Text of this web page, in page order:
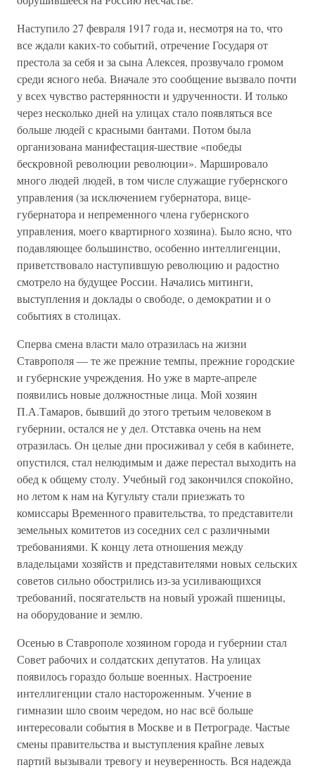
Наступило 27 февраля 1917 года и, несмотря на то, что
все ждали каких-то событий, отречение Государя от
престола за себя и за сына Алексея, прозвучало громом
среди ясного неба. Вначале это сообщение вызвало почти
у всех чувство растерянности и удрученности. И только
через несколько дней на улицах стало появляться все
больше людей с красными бантами. Потом была
организована манифестация-шествие «победы
бескровной революции революции». Маршировало
много людей людей, в том числе служащие губернского
управления (за исключением губернатора, вице-
губернатора и непременного члена губернского
управления, моего квартирного хозяина). Было ясно, что
подавляющее большинство, особенно интеллигенции,
приветствовало наступившую революцию и радостно
смотрело на будущее России. Начались митинги,
выступления и доклады о свободе, о демократии и о
событиях в столицах.
Сперва смена власти мало отразилась на жизни
Ставрополя — те же прежние темпы, прежние городские
и губернские учреждения. Но уже в марте-апреле
появились новые должностные лица. Мой хозяин
П.А.Тамаров, бывший до этого третьим человеком в
губернии, остался не у дел. Отставка очень на нем
отразилась. Он целые дни просиживал у себя в кабинете,
опустился, стал нелюдимым и даже перестал выходить на
обед к общему столу. Учебный год закончился спокойно,
но летом к нам на Кугульту стали приезжать то
комиссары Временного правительства, то представители
земельных комитетов из соседних сел с различными
требованиями. К концу лета отношения между
владельцами хозяйств и представителями новых сельских
советов сильно обострились из-за усиливающихся
требований, посягательств на новый урожай пшеницы,
на оборудование и землю.
Осенью в Ставрополе хозяином города и губернии стал
Совет рабочих и солдатских депутатов. На улицах
появилось гораздо больше военных. Настроение
интеллигенции стало настороженным. Учение в
гимназии шло своим чередом, но нас всё больше
интересовали события в Москве и в Петрограде. Частые
смены правительства и выступления крайне левых
партий вызывали тревогу и неуверенность. Вся надежда